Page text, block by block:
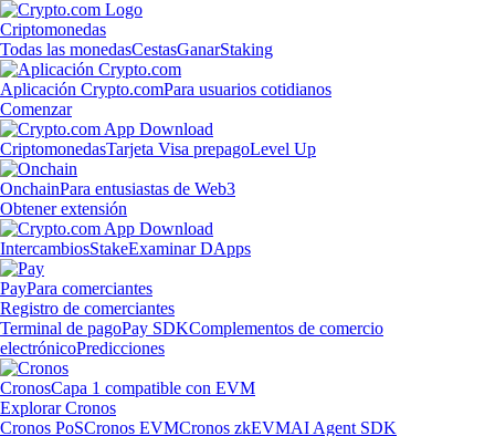
Criptomonedas
Todas las monedasCestasGanarStaking
Aplicación Crypto.comPara usuarios cotidianos
Comenzar
CriptomonedasTarjeta Visa prepagoLevel Up
OnchainPara entusiastas de Web3
Obtener extensión
IntercambiosStakeExaminar DApps
PayPara comerciantes
Registro de comerciantes
Terminal de pagoPay SDKComplementos de comercio
electrónicoPredicciones
CronosCapa 1 compatible con EVM
Explorar Cronos
Cronos PoSCronos EVMCronos zkEVMAI Agent SDK